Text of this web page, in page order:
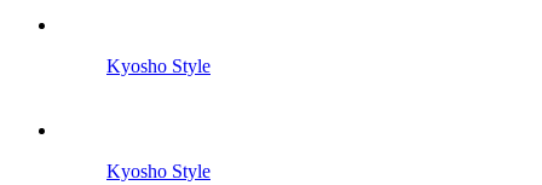
Kyosho Style
Kyosho Style